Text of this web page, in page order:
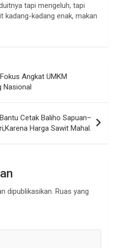
tapi mengeluh, tapi
kadang-kadang enak, makan
Angkat UMKM
Nasional
Cetak Baliho Sapuan–
Harga Sawit Mahal.
dipublikasikan. Ruas yang